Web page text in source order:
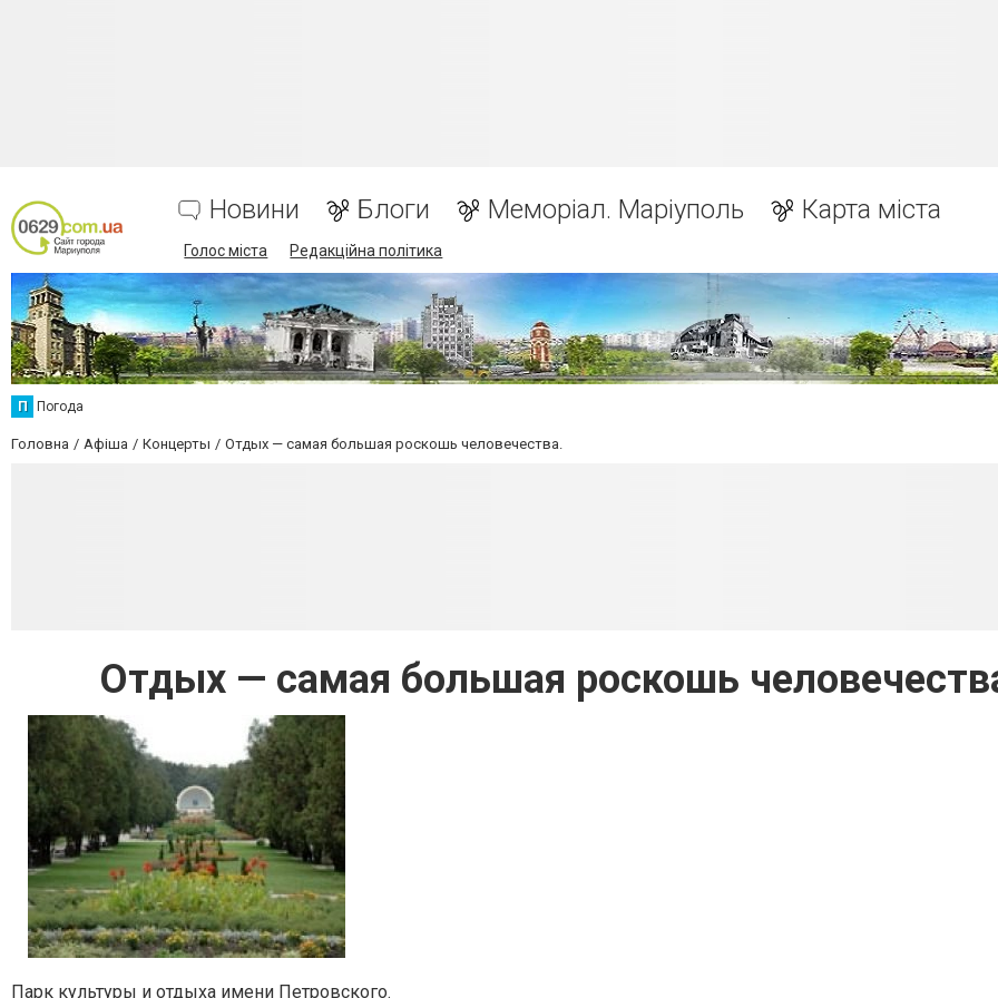
Новини Блоги Меморіал. Маріуполь Карта міста
Голос міста Редакційна політика
П Погода
Головна Афіша Концерты Отдых — самая большая роскошь человечества.
Отдых — самая большая роскошь
Парк культуры и отдыха имени Петровского.